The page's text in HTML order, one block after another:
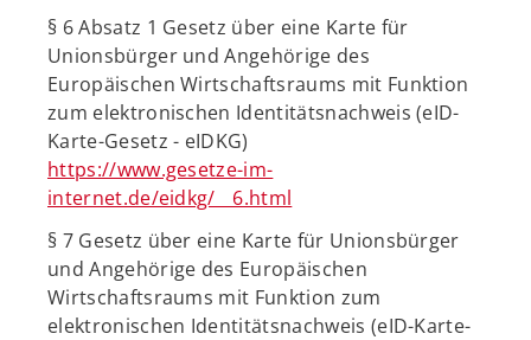
§ 6 Absatz 1 Gesetz über eine Karte für
Unionsbürger und Angehörige des
Europäischen Wirtschaftsraums mit Funktion
zum elektronischen Identitätsnachweis (eID-
Karte-Gesetz - eIDKG)
https://www.gesetze-im-
internet.de/eidkg/__6.html
§ 7 Gesetz über eine Karte für Unionsbürger
und Angehörige des Europäischen
Wirtschaftsraums mit Funktion zum
elektronischen Identitätsnachweis (eID-Karte-